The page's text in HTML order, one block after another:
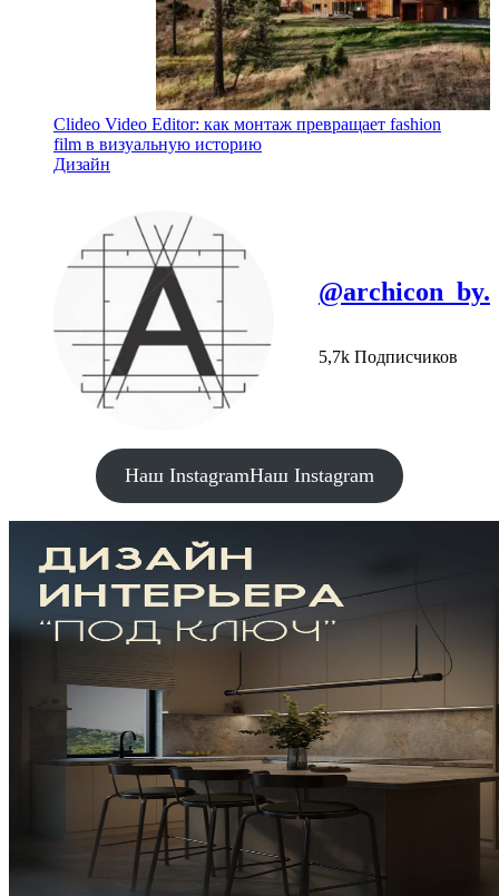
Clideo Video Editor: как монтаж превращает fashion
film в визуальную историю
Дизайн
@archicon_by.
5,7k Подписчиков
Наш InstagramНаш Instagram